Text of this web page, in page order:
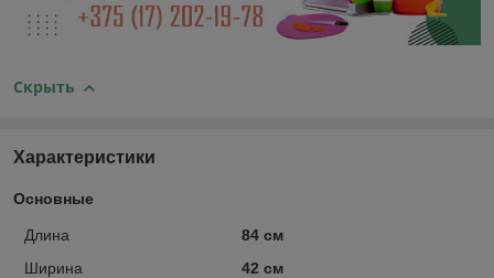
Скрыть
Характеристики
Основные
Длина
84 см
Ширина
42 см